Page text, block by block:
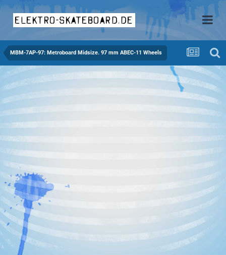
elektro-skateboard.de
MBM-7AP-97: Metroboard Midsize. 97 mm ABEC-11 Wheels